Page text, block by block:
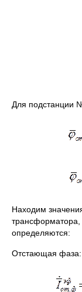
Для подстанции
Находим
трансформатора,
определяются:
Отстающая фаза: